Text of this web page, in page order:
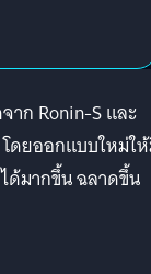
าก Ronin-S และ
โดยออกแบบใหม่ใ
ด้มากขึ้น ฉลาดขึ้น